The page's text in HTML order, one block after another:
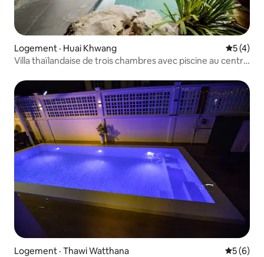
Logement · Huai Khwang Note
5 (4)
Villa thaïlandaise de trois chambres avec piscine au centre
partir de trois nuits
Logement · Thawi Watthana Note
5 (6)